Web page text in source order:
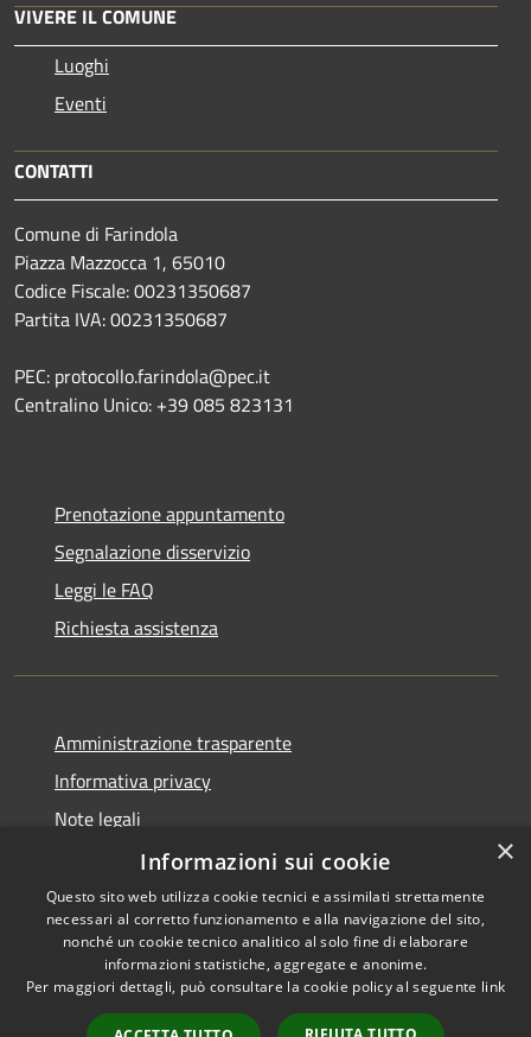
VIVERE IL COMUNE
Luoghi
Eventi
CONTATTI
Comune di Farindola
Piazza Mazzocca 1, 65010
Codice Fiscale: 00231350687
Partita IVA: 00231350687
PEC: protocollo.farindola@pec.it
Centralino Unico: +39 085 823131
Prenotazione appuntamento
Segnalazione disservizio
Leggi le FAQ
Richiesta assistenza
Amministrazione trasparente
Informativa privacy
Note legali
Dichiarazione di accessibilità
RSS
Accessibilità
Copyright © 2026 • Comune di
Farindola • Powered by
×
Informazioni sui cookie
Questo sito web utilizza cookie tecnici e assimilati strettamente
necessari al corretto funzionamento e alla navigazione del sito,
nonché un cookie tecnico analitico al solo fine di elaborare
informazioni statistiche, aggregate e anonime.
Per maggiori dettagli, può consultare la cookie policy al seguente link